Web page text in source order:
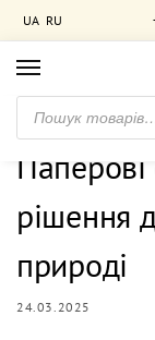
UA RU
Головна / Новини /
Паперові
рішення
природі
24.03.2025